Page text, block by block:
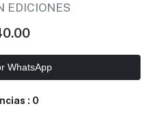
EDICIONES
WhatsApp
: 0